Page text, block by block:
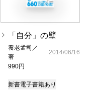
「自分」の壁
養老孟司／
著
990円
2014/06/16
新書電子書籍あり